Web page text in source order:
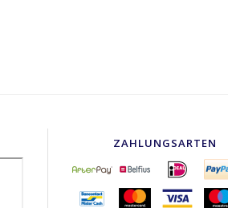
ZAHLUNGSARTEN